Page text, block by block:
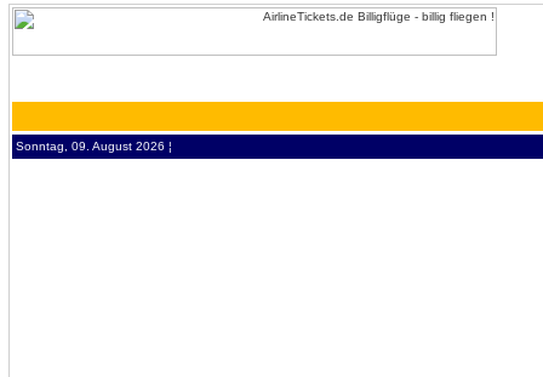
Sonntag, 09. August 2026 ¦